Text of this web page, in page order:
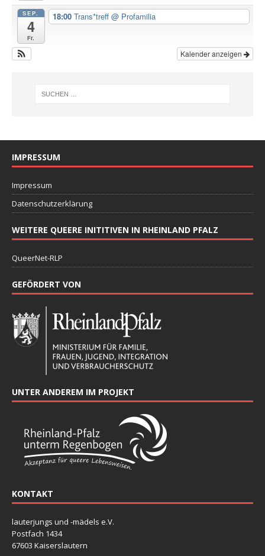
SEP.
4
Fr.
18:00 Trans*treff @ Profamilia
Kalender anzeigen
IMPRESSUM
Impressum
Datenschutzerklärung
WEITERE QUEERE INITITIVEN IN RHEINLAND PFALZ
QueerNet-RLP
GEFÖRDERT VON
UNTER ANDEREM IM PROJEKT
KONTAKT
lauterjungs und -mädels e.V.
Postfach 1434
67603 Kaiserslautern